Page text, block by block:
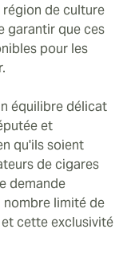
de culture
garantir que ces
pour les
équilibre délicat
et
qu'ils soient
de cigares
demande
nombre limité de
cette exclusivité